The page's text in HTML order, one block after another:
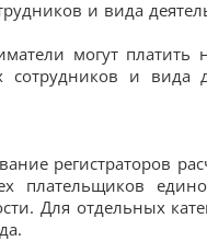
могут
сотрудников и
регистраторов
плательщиков
Для отдельных